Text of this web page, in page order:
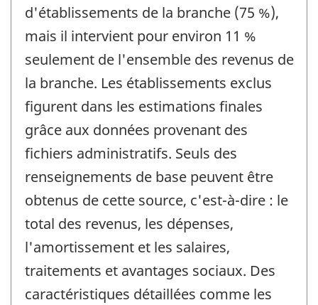
d'établissements de la branche (75 %),
mais il intervient pour environ 11 %
seulement de l'ensemble des revenus de
la branche. Les établissements exclus
figurent dans les estimations finales
grâce aux données provenant des
fichiers administratifs. Seuls des
renseignements de base peuvent être
obtenus de cette source, c'est-à-dire : le
total des revenus, les dépenses,
l'amortissement et les salaires,
traitements et avantages sociaux. Des
caractéristiques détaillées comme les